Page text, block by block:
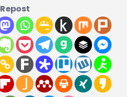
Repost